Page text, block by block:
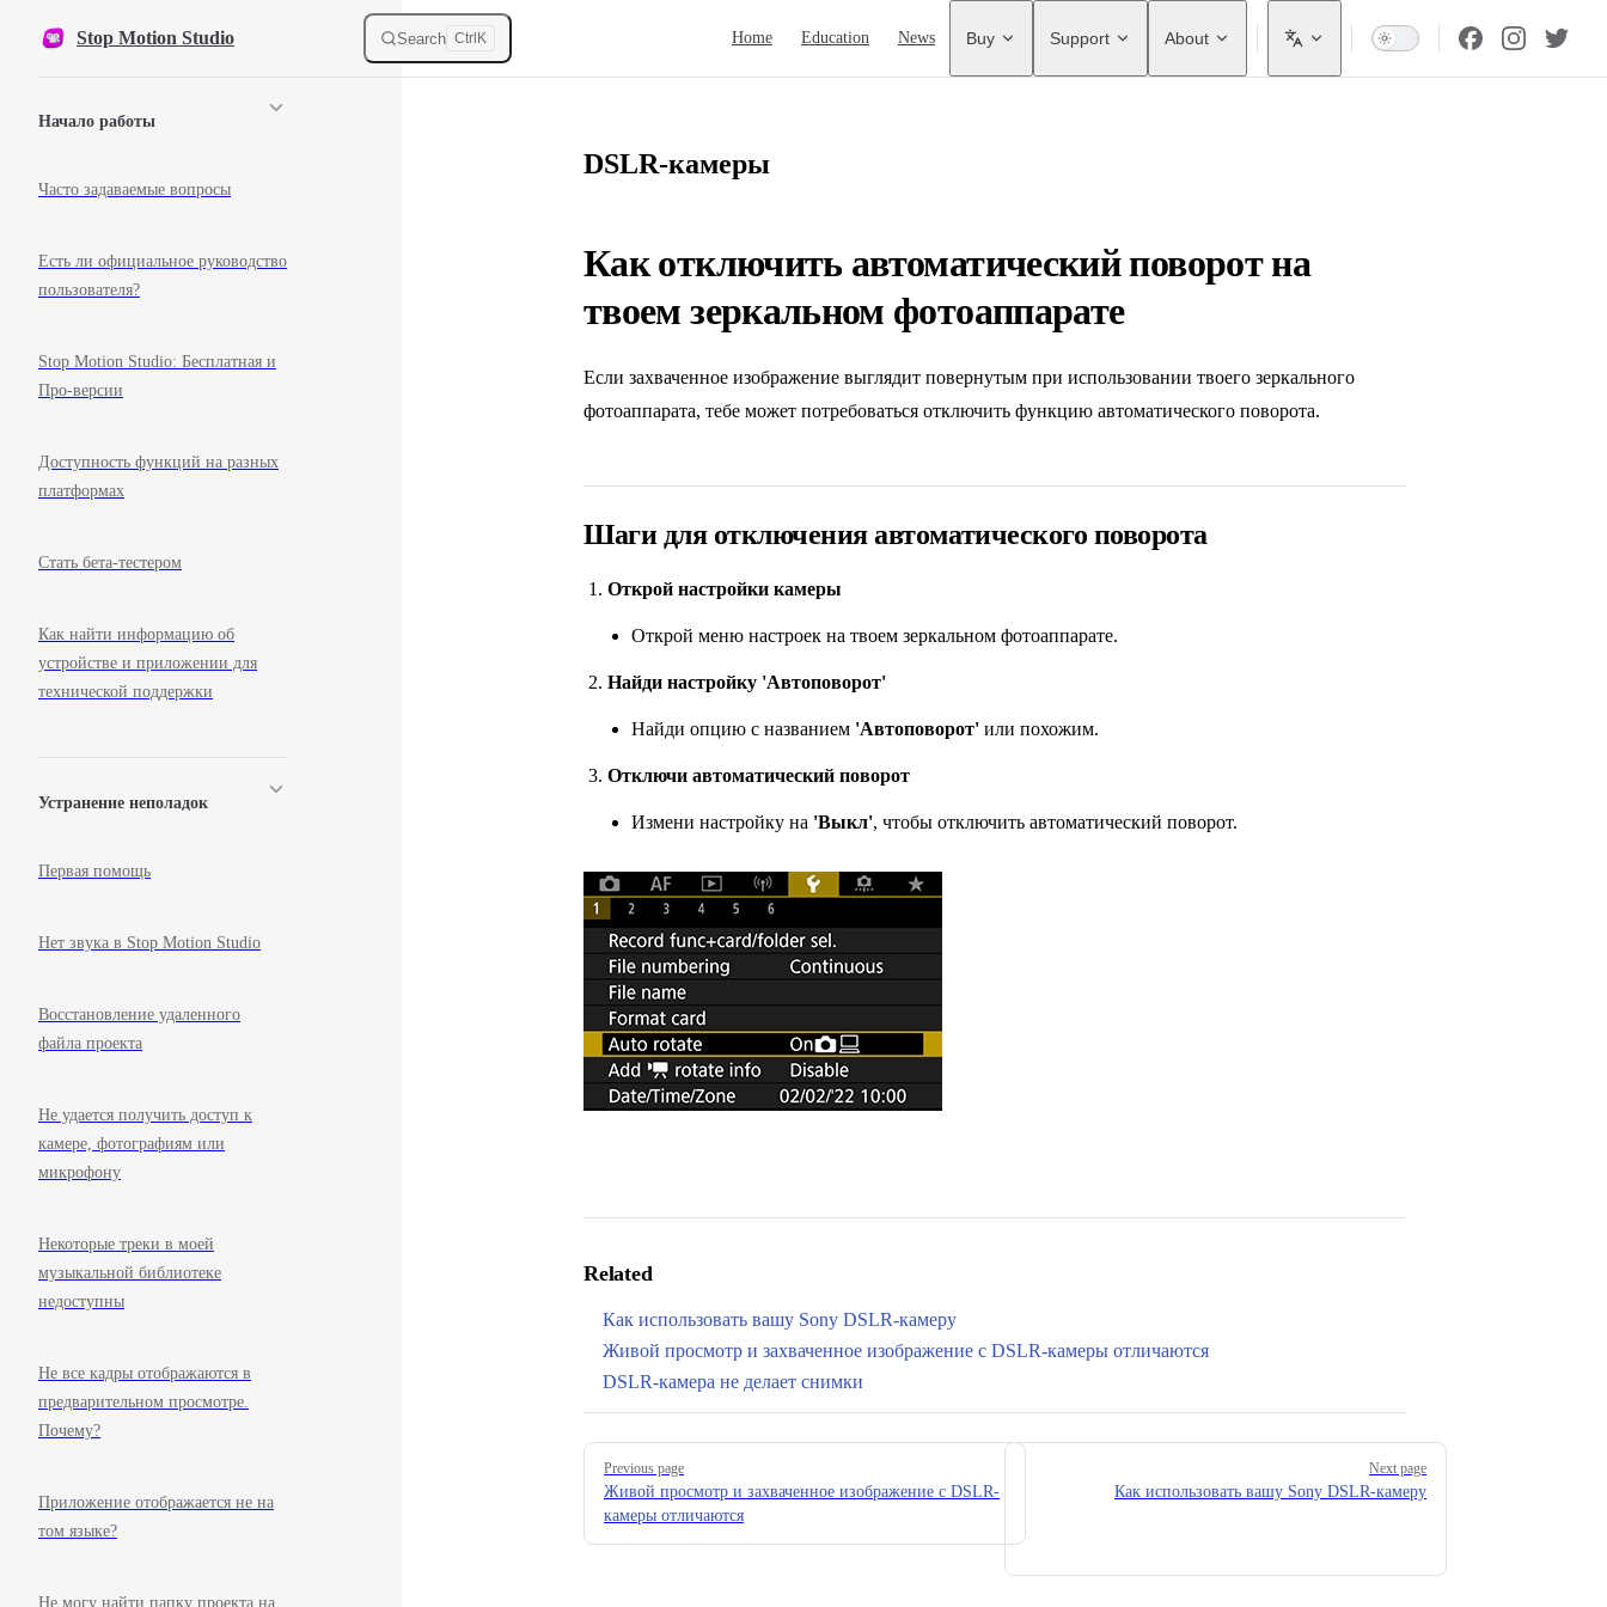
Skip to content
Stop Motion Studio Search Ctrl K Home Education News Buy Support About
Начало работы
Часто задаваемые вопросы
Есть ли официальное руководство
пользователя?
Stop Motion Studio: Бесплатная и
Про-версии
Доступность функций на разных
платформах
Стать бета-тестером
Как найти информацию об
устройстве и приложении для
технической поддержки
Устранение неполадок
Первая помощь
Нет звука в Stop Motion Studio
Восстановление удаленного
файла проекта
Не удается получить доступ к
камере, фотографиям или
микрофону
Некоторые треки в моей
музыкальной библиотеке
недоступны
Не все кадры отображаются в
предварительном просмотре.
Почему?
Приложение отображается не на
том языке?
Не могу найти папку проекта на
DSLR-камеры
Как отключить автоматический поворот на
твоем зеркальном фотоаппарате
Если захваченное изображение выглядит повернутым при использовании твоего зеркального
фотоаппарата, тебе может потребоваться отключить функцию автоматического поворота.
Шаги для отключения автоматического поворота
Открой настройки камеры
Открой меню настроек на твоем зеркальном фотоаппарате.
Найди настройку 'Автоповорот'
Найди опцию с названием 'Автоповорот' или похожим.
Отключи автоматический поворот
Измени настройку на 'Выкл', чтобы отключить автоматический поворот.
Related
Как использовать вашу Sony DSLR-камеру
Живой просмотр и захваченное изображение с DSLR-камеры отличаются
DSLR-камера не делает снимки
Pager
Previous page
Живой просмотр и захваченное изображение с DSLR-
камеры отличаются
Next page
Как использовать вашу Sony DSLR-камеру